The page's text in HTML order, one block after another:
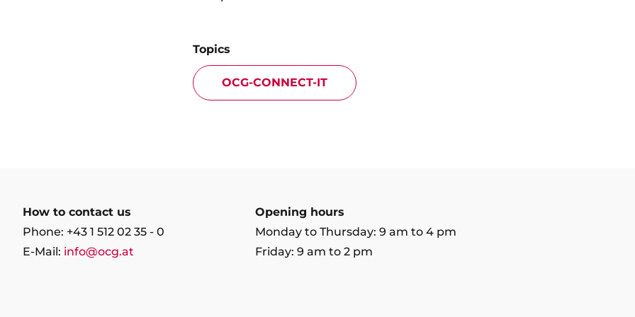
Topics
OCG-CONNECT-IT
How to contact us
Phone: +43 1 512 02 35 - 0
E-Mail: info@ocg.at
Opening hours
Monday to Thursday: 9 am to 4 pm
Friday: 9 am to 2 pm